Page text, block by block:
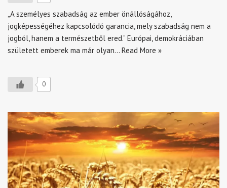
„A személyes szabadság az ember önállóságához,
jogképességéhez kapcsolódó garancia, mely szabadság nem a
jogból, hanem a természetből ered.” Európai, demokráciában
született emberek ma már olyan… Read More »
0